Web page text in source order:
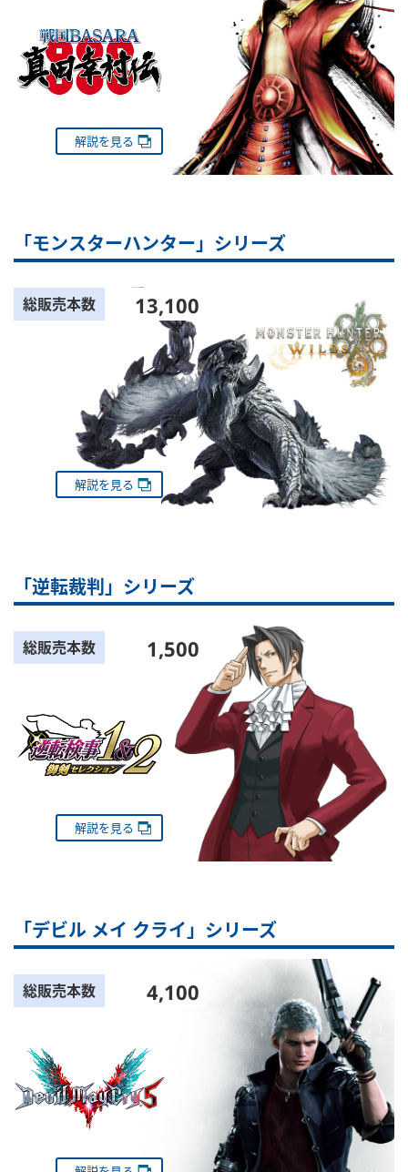
解説を見る
「モンスターハンター」シリーズ
総販売本数 13,100
解説を見る
「逆転裁判」シリーズ
総販売本数 1,500
解説を見る
「デビル メイ クライ」シリーズ
総販売本数 4,100